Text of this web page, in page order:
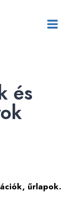
és
űrlapok.